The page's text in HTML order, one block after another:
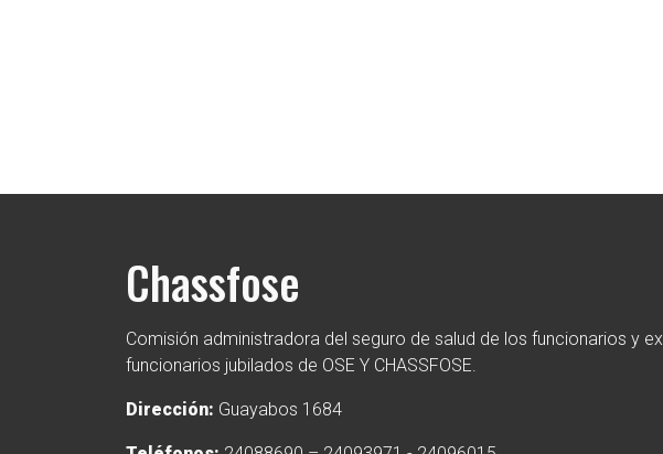
Chassfose
Comisión administradora del seguro de salud de los funcionarios y ex
funcionarios jubilados de OSE Y CHASSFOSE.
Dirección: Guayabos 1684